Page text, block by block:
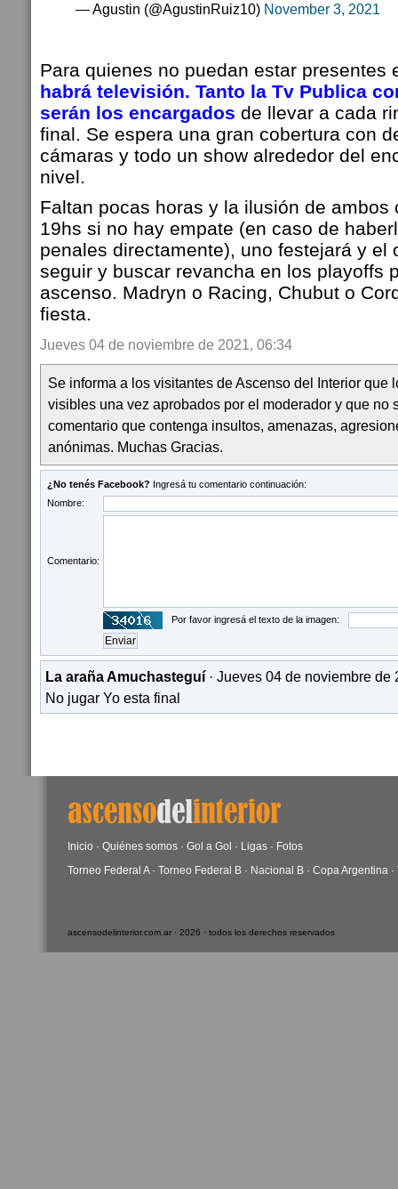
— Agustin (@AgustinRuiz10) November 3, 2021
Para quienes no puedan estar presentes
habrá televisión. Tanto la Tv Publica
serán los encargados de llevar a cada
final. Se espera una gran cobertura con
cámaras y todo un show alrededor del
nivel.
Faltan pocas horas y la ilusión de ambos
19hs si no hay empate (en caso de
penales directamente), uno festejará y el
seguir y buscar revancha en los playoffs
ascenso. Madryn o Racing, Chubut o
fiesta.
Jueves 04 de noviembre de 2021, 06:34
Se informa a los visitantes de Ascenso del Interior que
visibles una vez aprobados por el moderador y que no
comentario que contenga insultos, amenazas,
anónimas. Muchas Gracias.
¿No tenés Facebook? Ingresá tu comentario continuación:
Nombre:
Comentario:
Por favor ingresá el texto de la imagen:
La araña Amuchasteguí· Jueves 04 de noviembre de
No jugar Yo esta final
Inicio · Quiénes somos · Gol a Gol · Ligas · Fotos
Torneo Federal A· Torneo Federal B · Nacional B · Copa Argentina ·
ascensodelinterior.com.ar · 2026 · todos los derechos reservados